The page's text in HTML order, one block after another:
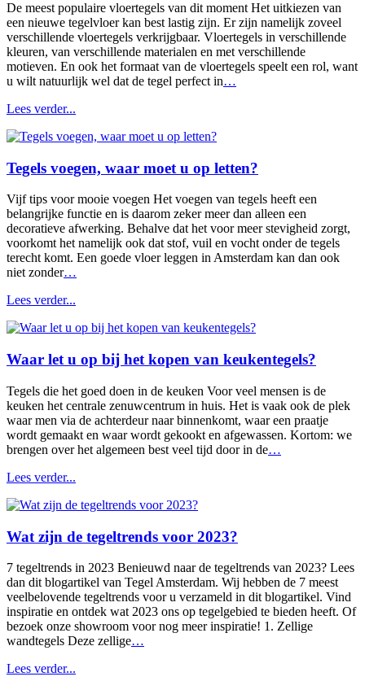
De meest populaire vloertegels van dit moment Het uitkiezen van
een nieuwe tegelvloer kan best lastig zijn. Er zijn namelijk zoveel
verschillende vloertegels verkrijgbaar. Vloertegels in verschillende
kleuren, van verschillende materialen en met verschillende
motieven. En ook het formaat van de vloertegels speelt een rol, want
u wilt natuurlijk wel dat de tegel perfect in…
Lees verder...
Tegels voegen, waar moet u op letten?
Vijf tips voor mooie voegen Het voegen van tegels heeft een
belangrijke functie en is daarom zeker meer dan alleen een
decoratieve afwerking. Behalve dat het voor meer stevigheid zorgt,
voorkomt het namelijk ook dat stof, vuil en vocht onder de tegels
terecht komt. Een goede vloer leggen in Amsterdam kan dan ook
niet zonder…
Lees verder...
Waar let u op bij het kopen van keukentegels?
Tegels die het goed doen in de keuken Voor veel mensen is de
keuken het centrale zenuwcentrum in huis. Het is vaak ook de plek
waar men via de achterdeur naar binnenkomt, waar een praatje
wordt gemaakt en waar wordt gekookt en afgewassen. Kortom: we
brengen over het algemeen best veel tijd door in de…
Lees verder...
Wat zijn de tegeltrends voor 2023?
7 tegeltrends in 2023 Benieuwd naar de tegeltrends van 2023? Lees
dan dit blogartikel van Tegel Amsterdam. Wij hebben de 7 meest
veelbelovende tegeltrends voor u verzameld in dit blogartikel. Vind
inspiratie en ontdek wat 2023 ons op tegelgebied te bieden heeft. Of
bezoek onze showroom voor nog meer inspiratie! 1. Zellige
wandtegels Deze zellige…
Lees verder...